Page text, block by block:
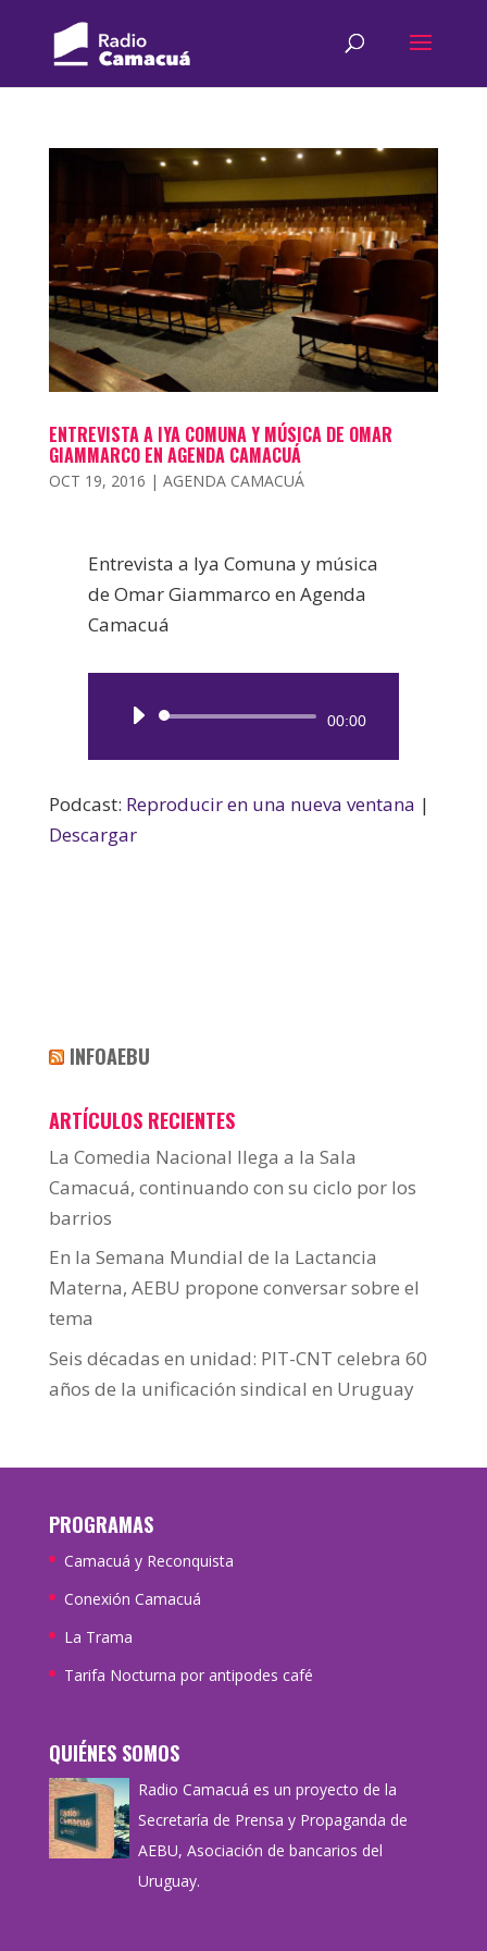
ENTREVISTA A IYA COMUNA Y MÚSICA DE OMAR
GIAMMARCO EN AGENDA CAMACUÁ
OCT 19, 2016 | AGENDA CAMACUÁ
Entrevista a Iya Comuna y música
de Omar Giammarco en Agenda
Camacuá
Reproductor
00:00
Podcast: Reproducir en una nueva ventana |
Descargar
INFOAEBU
ARTÍCULOS RECIENTES
La Comedia Nacional llega a la Sala
Camacuá, continuando con su ciclo por los
barrios
En la Semana Mundial de la Lactancia
Materna, AEBU propone conversar sobre el
tema
Seis décadas en unidad: PIT-CNT celebra 60
años de la unificación sindical en Uruguay
PROGRAMAS
Camacuá y Reconquista
Conexión Camacuá
La Trama
Tarifa Nocturna por antipodes café
QUIÉNES SOMOS
Radio Camacuá es un proyecto de la
Secretaría de Prensa y Propaganda de
AEBU, Asociación de bancarios del
Uruguay.